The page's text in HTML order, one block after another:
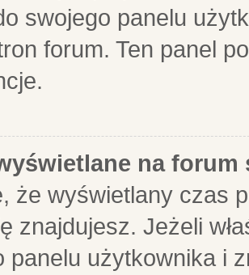
swojego panelu
forum. Ten panel
na forum
że wyświetlany czas
znajdujesz. Jeżeli
panelu użytkownika i